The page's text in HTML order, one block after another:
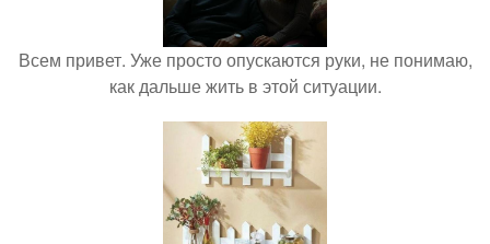
Всем привет. Уже просто опускаются руки, не понимаю,
как дальше жить в этой ситуации.